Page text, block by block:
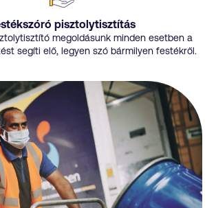
pisztolytisztítás
megoldásunk minden esetben a
segíti elő, legyen szó bármilyen festékről.